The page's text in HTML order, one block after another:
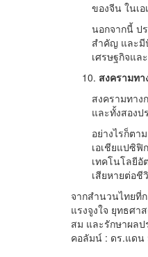
ของจีน ในเ
นอกจากนี้ ป
สำคัญ และมี
เศรษฐกิจแล
สงครามท
สงครามทาง
และทั้งสอง
อย่างไรก็ตา
เอเชียแปซิ
เทคโนโลยีอั
เสียหายต่อชี
จากสำนวนไทยที่
แรงจูงใจ ยุทธศา
สม และรักษาผล
คอลัมน์ : ดร.แดน